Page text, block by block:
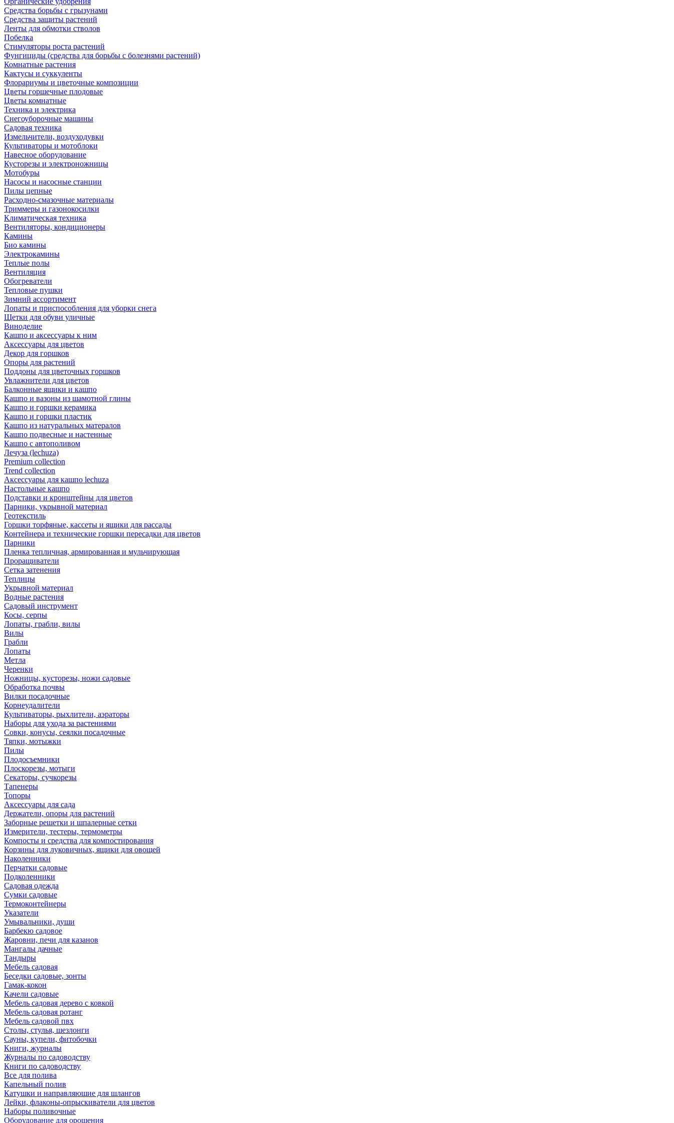
Средства борьбы с грызунами
Средства защиты растений
Ленты для обмотки стволов
Побелка
Стимуляторы роста растений
Фунгициды (средства для борьбы с болезнями растений)
Комнатные растения
Кактусы и суккуленты
Флорариумы и цветочные композиции
Цветы горшечные плодовые
Цветы комнатные
Техника и электрика
Снегоуборочные машины
Садовая техника
Измельчители, воздуходувки
Культиваторы и мотоблоки
Навесное оборудование
Кусторезы и электроножницы
Мотобуры
Насосы и насосные станции
Пилы цепные
Расходно-смазочные материалы
Триммеры и газонокосилки
Климатическая техника
Вентиляторы, кондиционеры
Камины
Био камины
Электрокамины
Теплые полы
Вентиляция
Обогреватели
Тепловые пушки
Зимний ассортимент
Лопаты и приспособления для уборки снега
Щетки для обуви уличные
Виноделие
Кашпо и аксессуары к ним
Аксессуары для цветов
Декор для горшков
Опоры для растений
Поддоны для цветочных горшков
Увлажнители для цветов
Балконные ящики и кашпо
Кашпо и вазоны из шамотной глины
Кашпо и горшки керамика
Кашпо и горшки пластик
Кашпо из натуральных матералов
Кашпо подвесные и настенные
Кашпо с автополивом
Лечуза (lechuza)
Premium collection
Trend collection
Аксессуары для кашпо lechuza
Настольные кашпо
Подставки и кронштейны для цветов
Парники, укрывной материал
Геотекстиль
Горшки торфяные, кассеты и ящики для рассады
Контейнера и технические горшки пересадки для цветов
Парники
Пленка тепличная, армированная и мульчирующая
Проращиватели
Сетка затенения
Теплицы
Укрывной материал
Водные растения
Садовый инструмент
Косы, серпы
Лопаты, грабли, вилы
Вилы
Грабли
Лопаты
Метла
Черенки
Ножницы, кусторезы, ножи садовые
Обработка почвы
Вилки посадочные
Корнеудалители
Культиваторы, рыхлители, аэраторы
Наборы для ухода за растениями
Совки, конусы, сеялки посадочные
Тяпки, мотыжки
Пилы
Плодосъемники
Плоскорезы, мотыги
Секаторы, сучкорезы
Тапенеры
Топоры
Аксессуары для сада
Держатели, опоры для растений
Заборные решетки и шпалерные сетки
Измерители, тестеры, термометры
Компосты и средства для компостирования
Корзины для луковичных, ящики для овощей
Наколенники
Перчатки садовые
Подколенники
Садовая одежда
Сумки садовые
Термоконтейнеры
Указатели
Умывальники, души
Барбекю садовое
Жаровни, печи для казанов
Мангалы дачные
Тандыры
Мебель садовая
Беседки садовые, зонты
Гамак-кокон
Качели садовые
Мебель садовая дерево с ковкой
Мебель садовая ротанг
Мебель садовой пвх
Столы, стулья, шезлонги
Сауны, купели, фитобочки
Книги, журналы
Журналы по садоводству
Книги по садоводству
Все для полива
Капельный полив
Катушки и направляюшие для шлангов
Лейки, флаконы-опрыскиватели для цветов
Наборы поливочные
Оборудование для орошения